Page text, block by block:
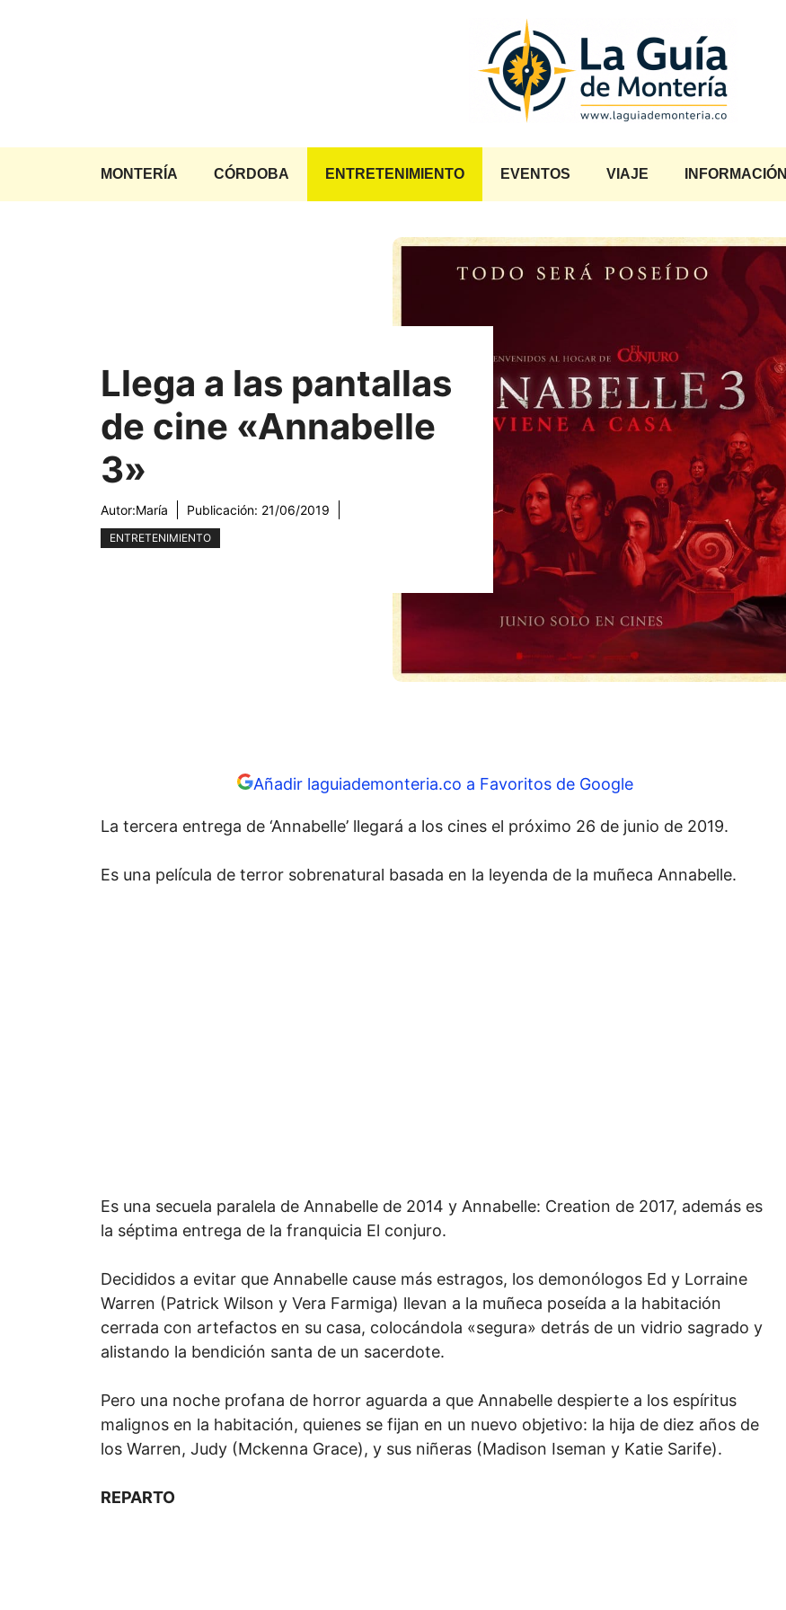
MONTERÍA CÓRDOBA ENTRETENIMIENTO EVENTOS VIAJE INFORMACIÓN
Llega a las pantallas
de cine «Annabelle
3»
Autor:María Publicación: 21/06/2019
ENTRETENIMIENTO
Añadir laguiademonteria.co a Favoritos de Google
La tercera entrega de ‘Annabelle’ llegará a los cines el próximo 26 de junio de 2019.
Es una película de terror sobrenatural basada en la leyenda de la muñeca Annabelle.
Es una secuela paralela de Annabelle de 2014 y Annabelle: Creation de 2017, además es
la séptima entrega de la franquicia El conjuro.
Decididos a evitar que Annabelle cause más estragos, los demonólogos Ed y Lorraine
Warren (Patrick Wilson y Vera Farmiga) llevan a la muñeca poseída a la habitación
cerrada con artefactos en su casa, colocándola «segura» detrás de un vidrio sagrado y
alistando la bendición santa de un sacerdote.
Pero una noche profana de horror aguarda a que Annabelle despierte a los espíritus
malignos en la habitación, quienes se fijan en un nuevo objetivo: la hija de diez años de
los Warren, Judy (Mckenna Grace), y sus niñeras (Madison Iseman y Katie Sarife).
REPARTO